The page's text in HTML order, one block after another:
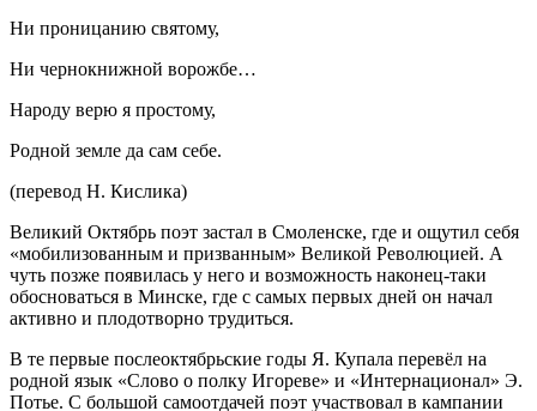
Ни проницанию святому,
Ни чернокнижной ворожбе…
Народу верю я простому,
Родной земле да сам себе.
(перевод Н. Кислика)
Великий Октябрь поэт застал в Смоленске, где и ощутил себя
«мобилизованным и призванным» Великой Революцией. А
чуть позже появилась у него и возможность наконец-таки
обосноваться в Минске, где с самых первых дней он начал
активно и плодотворно трудиться.
В те первые послеоктябрьские годы Я. Купала перевёл на
родной язык «Слово о полку Игореве» и «Интернационал» Э.
Потье. С большой самоотдачей поэт участвовал в кампании